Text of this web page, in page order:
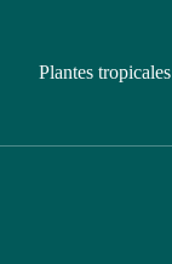
Plantes tropicales